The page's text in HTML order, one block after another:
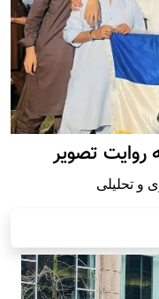
روایت تصویر
و تحلیلی